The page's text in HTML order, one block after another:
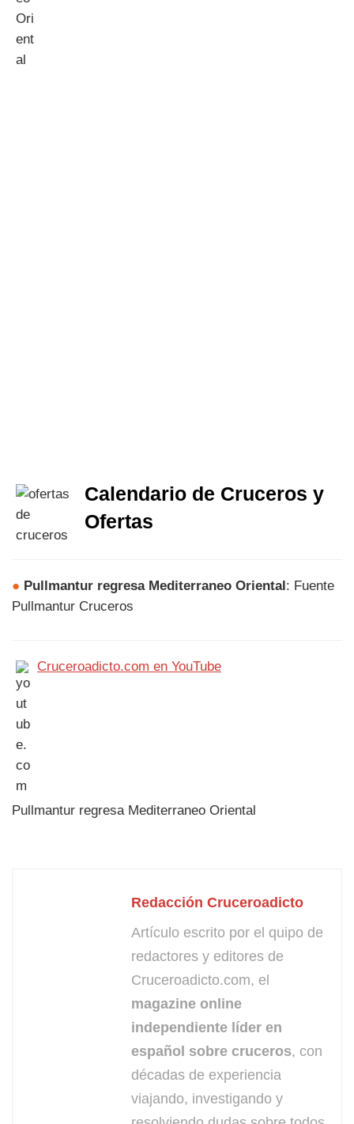
Calendario de Cruceros y
Ofertas
● Pullmantur regresa Mediterraneo Oriental: Fuente
Pullmantur Cruceros
Cruceroadicto.com en YouTube
Pullmantur regresa Mediterraneo Oriental
Redacción Cruceroadicto
Artículo escrito por el quipo de
redactores y editores de
Cruceroadicto.com, el
magazine online
independiente líder en
español sobre cruceros, con
décadas de experiencia
viajando, investigando y